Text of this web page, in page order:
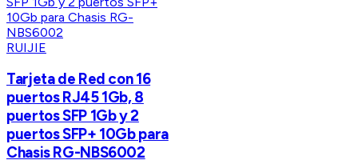
RUIJIE
Tarjeta de Red con 16
puertos RJ45 1Gb, 8
puertos SFP 1Gb y 2
puertos SFP+ 10Gb para
Chasis RG-NBS6002